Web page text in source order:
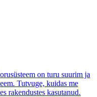
on turu suurim ja
Tutvuge, kuidas me
rakendustes kasutanud.